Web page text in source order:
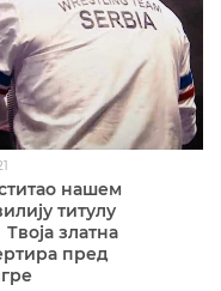
нашем
титулу
златна
пред